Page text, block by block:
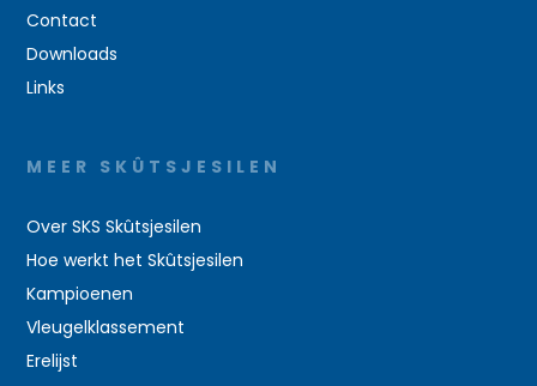
Contact
Downloads
Links
MEER SKÛTSJESILEN
Over SKS Skûtsjesilen
Hoe werkt het Skûtsjesilen
Kampioenen
Vleugelklassement
Erelijst